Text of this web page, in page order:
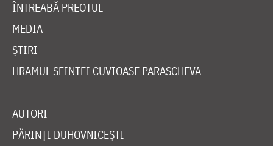
ÎNTREABĂ PREOTUL
MEDIA
ȘTIRI
HRAMUL SFINTEI CUVIOASE PARASCHEVA
AUTORI
PĂRINȚI DUHOVNICEȘTI